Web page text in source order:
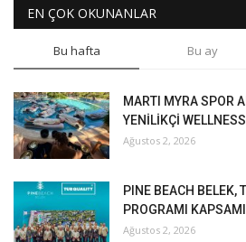
EN ÇOK OKUNANLAR
Bu hafta Bu ay
MARTI MYRA SPOR
YENİLİKÇİ
Ağustos 2, 2026
PINE BEACH BELEK,
PROGRAMI
Ağustos 2, 2026